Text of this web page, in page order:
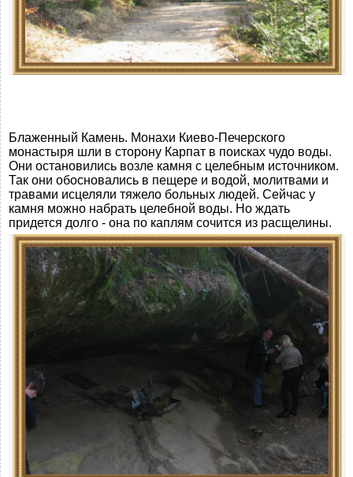
Блаженный Камень. Монахи Киево-Печерского
монастыря шли в сторону Карпат в поисках чудо воды.
Они остановились возле камня с целебным источником.
Так они обосновались в пещере и водой, молитвами и
травами исцеляли тяжело больных людей. Сейчас у
камня можно набрать целебной воды. Но ждать
придется долго - она по каплям сочится из расщелины.